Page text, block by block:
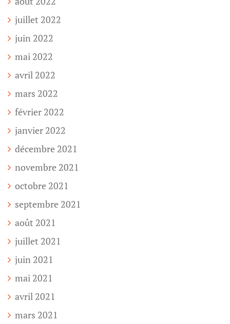
juillet 2022
juin 2022
mai 2022
avril 2022
mars 2022
février 2022
janvier 2022
décembre 2021
novembre 2021
octobre 2021
septembre 2021
août 2021
juillet 2021
juin 2021
mai 2021
avril 2021
mars 2021